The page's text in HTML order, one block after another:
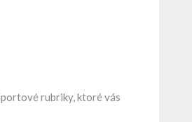
rubriky, ktoré vás